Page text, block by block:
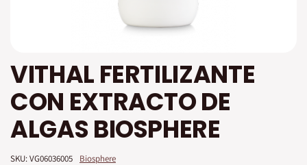
al
comienzo
de
la
galería
de
VITHAL FERTILIZANTE
CON EXTRACTO DE
ALGAS BIOSPHERE
SKU: VG06036005 Biosphere